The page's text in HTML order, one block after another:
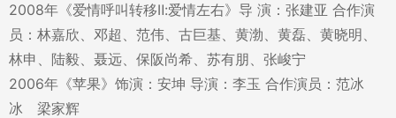
2008年《爱情呼叫转移Ⅱ:爱情左右》导 演：张建亚 合作演
员：林嘉欣、邓超、范伟、古巨基、黄渤、黄磊、黄晓明、
林申、陆毅、聂远、保阪尚希、苏有朋、张峻宁
2006年《苹果》饰演：安坤 导演：李玉 合作演员：范冰
冰 梁家辉